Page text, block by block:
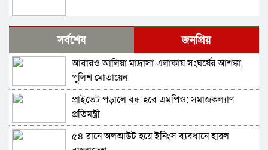
বগুড়ায় ও সিলেটে দুই ঘণ্টার ব্যবধানে সড়ক দুর্ঘটনায়
শিশুসহ প্রাণ গেল ১৫ জনের
বিমানবন্দরে ভিআইপি-সিআইপিসহ সবাইকে তল্লাশির
নির্দেশ
বিটিভির মহাপরিচালক হলেন কাজী জেসিন
র‍্যাব বিলুপ্ত করে আনা হচ্ছে নতুন বাহিনী
সর্বশেষ জনপ্রিয়
আবারও আলিয়া মাদ্রাসা এলাকায় সংঘর্ষের আশঙ্কা,
পুলিশ মোতায়েন
প্রাইভেট পড়ালে বন্ধ হবে এমপিও: সমাজকল্যাণ
প্রতিমন্ত্রী
৫৪ রানে অলআউট হয়ে ইনিংস ব্যবধানে হারল